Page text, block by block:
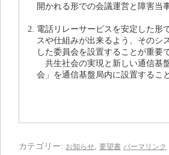
開かれる形での会議運営と障害当
電話リレーサービスを安定した形
スや仕組みが出来るよう、そのシ
した委員会を設置することが重要
共生社会の実現と新しい通信基
会」を通信基盤局内に設置するこ
カテゴリー: お知らせ 要望書 パーマリンク